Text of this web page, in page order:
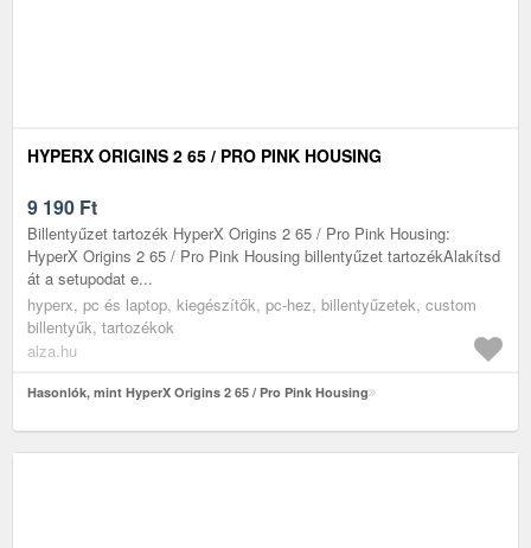
HYPERX ORIGINS 2 65 / PRO PINK HOUSING
9 190 Ft
Billentyűzet tartozék HyperX Origins 2 65 / Pro Pink Housing:
HyperX Origins 2 65 / Pro Pink Housing billentyűzet tartozékAlakítsd
át a setupodat e...
hyperx, pc és laptop, kiegészítők, pc-hez, billentyűzetek, custom
billentyűk, tartozékok
alza.hu
Hasonlók, mint HyperX Origins 2 65 / Pro Pink Housing